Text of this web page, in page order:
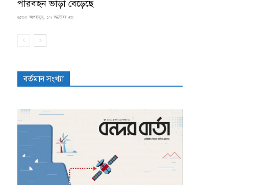
পরিবহন ভাড়া বেড়েছে
৬:৩০ অপরাহ্ন, ১৭ অক্টোবর ২৩
বর্তমান সংখ্যা